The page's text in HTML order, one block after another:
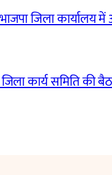
जिला कार्यालय
कार्य समिति की